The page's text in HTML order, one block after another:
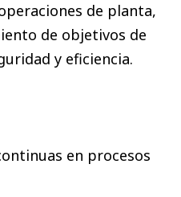
de planta,
de objetivos de
y eficiencia.
en procesos